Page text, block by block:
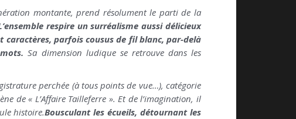
montante, prend résolument le parti de la
respire un surréalisme aussi délicieux
parfois cousus de fil blanc, par-­delà
Sa dimension ludique se retrouve dans les
perchée (à tous points de vue…), catégorie
de « L’Affaire Tailleferre ».Et de l’imagination, il
histoire.Bousculant les écueils, détournant les